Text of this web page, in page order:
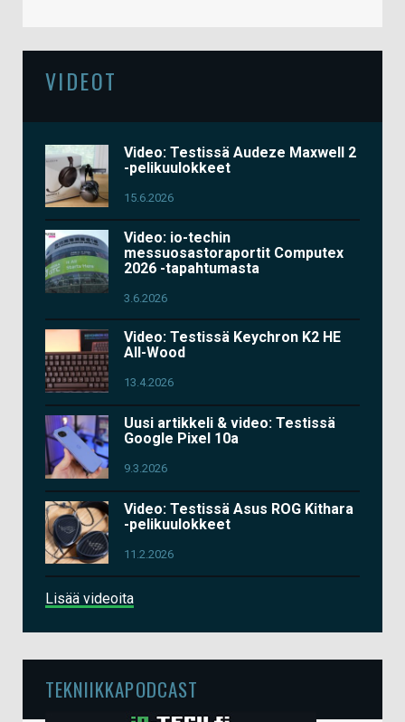
VIDEOT
Video: Testissä Audeze Maxwell 2
-pelikuulokkeet
15.6.2026
Video: io-techin
messuosastoraportit Computex
2026 -tapahtumasta
3.6.2026
Video: Testissä Keychron K2 HE
All-Wood
13.4.2026
Uusi artikkeli & video: Testissä
Google Pixel 10a
9.3.2026
Video: Testissä Asus ROG Kithara
-pelikuulokkeet
11.2.2026
Lisää videoita
TEKNIIKKAPODCAST